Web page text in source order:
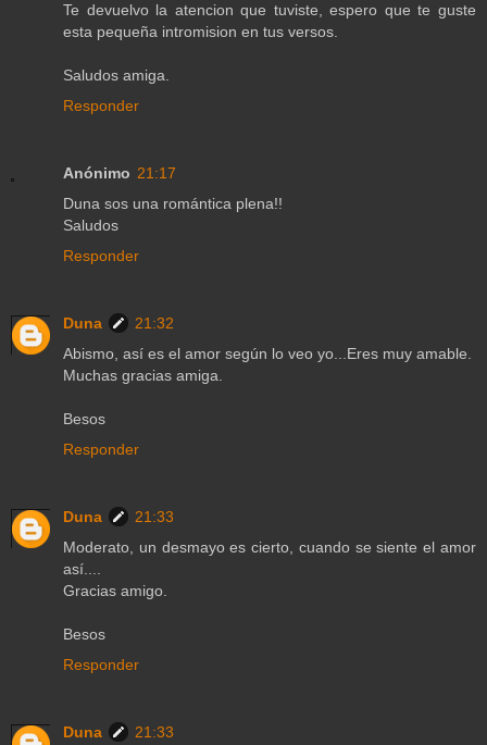
Te devuelvo la atencion que tuviste, espero que te guste
esta pequeña intromision en tus versos.
Saludos amiga.
Responder
Anónimo 21:17
Duna sos una romántica plena!!
Saludos
Responder
Duna
21:32
Abismo, así es el amor según lo veo yo...Eres muy amable.
Muchas gracias amiga.
Besos
Responder
Duna
21:33
Moderato, un desmayo es cierto, cuando se siente el amor
así....
Gracias amigo.
Besos
Responder
Duna
21:33